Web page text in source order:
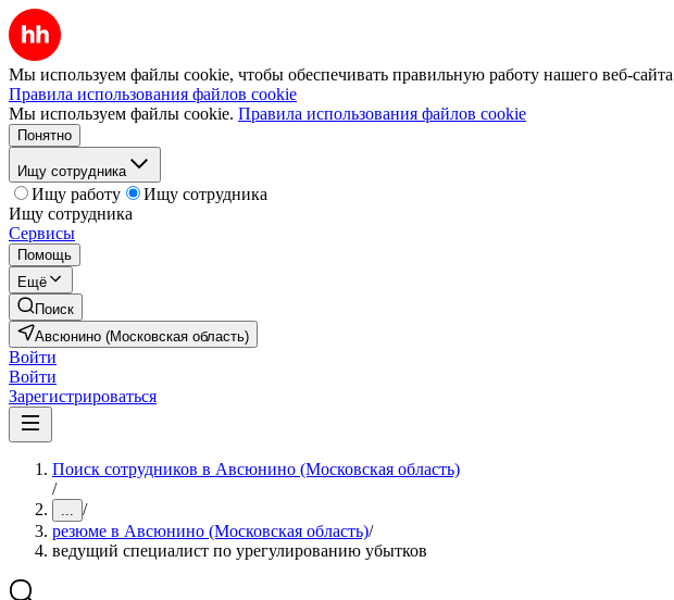
Мы используем файлы cookie, чтобы обеспечивать правильную работу нашего веб-сайта
Правила использования файлов cookie
Мы используем файлы cookie. Правила использования файлов cookie
Понятно
Ищу сотрудника
Ищу работу
Ищу сотрудника
Ищу сотрудника
Сервисы
Помощь
Ещё
Поиск
Авсюнино (Московская область)
Войти
Войти
Зарегистрироваться
Поиск сотрудников в Авсюнино (Московская область)
/
... /
резюме в Авсюнино (Московская область)/
ведущий специалист по урегулированию убытков